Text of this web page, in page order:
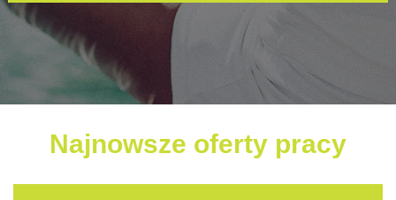
Najnowsze oferty pracy